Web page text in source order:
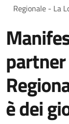
Regionale - La
è dei